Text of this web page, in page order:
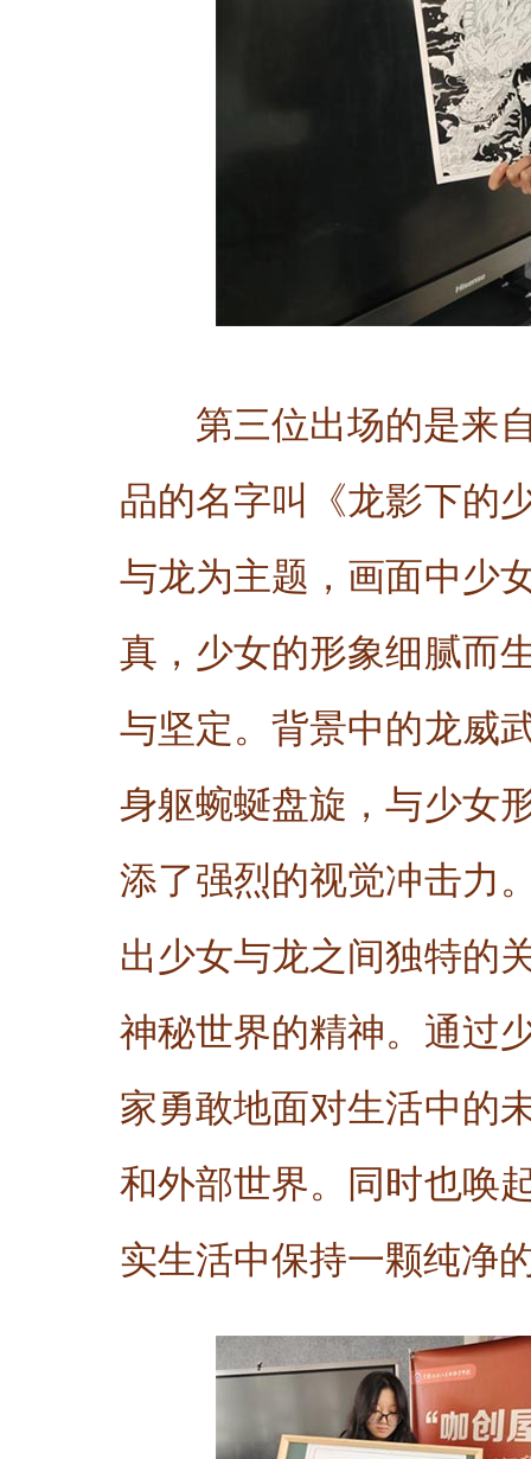
第三位出场的是来
品的名字叫《龙影下的
与龙为主题，画面中少
真，少女的形象细腻而
与坚定。背景中的龙威
身躯蜿蜒盘旋，与少女
添了强烈的视觉冲击力
出少女与龙之间独特的
神秘世界的精神。通过
家勇敢地面对生活中的
和外部世界。同时也唤
实生活中保持一颗纯净